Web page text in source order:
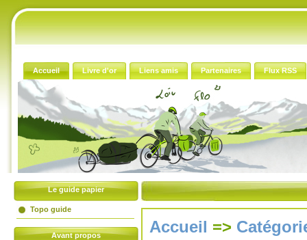
Accueil Livre d'or Liens amis Partenaires Flux RSS
Le guide papier
Topo guide
Avant propos Accueil =>